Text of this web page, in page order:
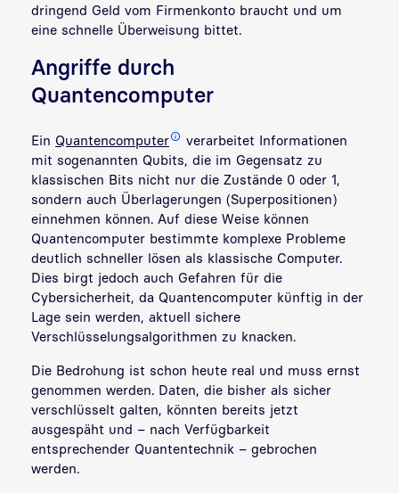
dringend Geld vom Firmenkonto braucht und um
eine schnelle Überweisung bittet.
Angriffe durch
Quantencomputer
Ein Quantencomputer
verarbeitet Informationen
mit sogenannten Qubits, die im Gegensatz zu
klassischen Bits nicht nur die Zustände 0 oder 1,
sondern auch Überlagerungen (Superpositionen)
einnehmen können. Auf diese Weise können
Quantencomputer bestimmte komplexe Probleme
deutlich schneller lösen als klassische Computer.
Dies birgt jedoch auch Gefahren für die
Cybersicherheit, da Quantencomputer künftig in der
Lage sein werden, aktuell sichere
Verschlüsselungsalgorithmen zu knacken.
Die Bedrohung ist schon heute real und muss ernst
genommen werden. Daten, die bisher als sicher
verschlüsselt galten, könnten bereits jetzt
ausgespäht und – nach Verfügbarkeit
entsprechender Quantentechnik – gebrochen
werden.